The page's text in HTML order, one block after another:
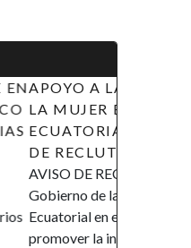
DE
- AVISO
El
de Guinea
su política de
la autonomía